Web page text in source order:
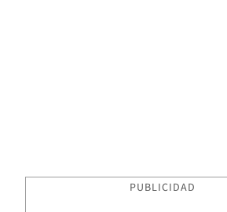
PUBLICIDAD